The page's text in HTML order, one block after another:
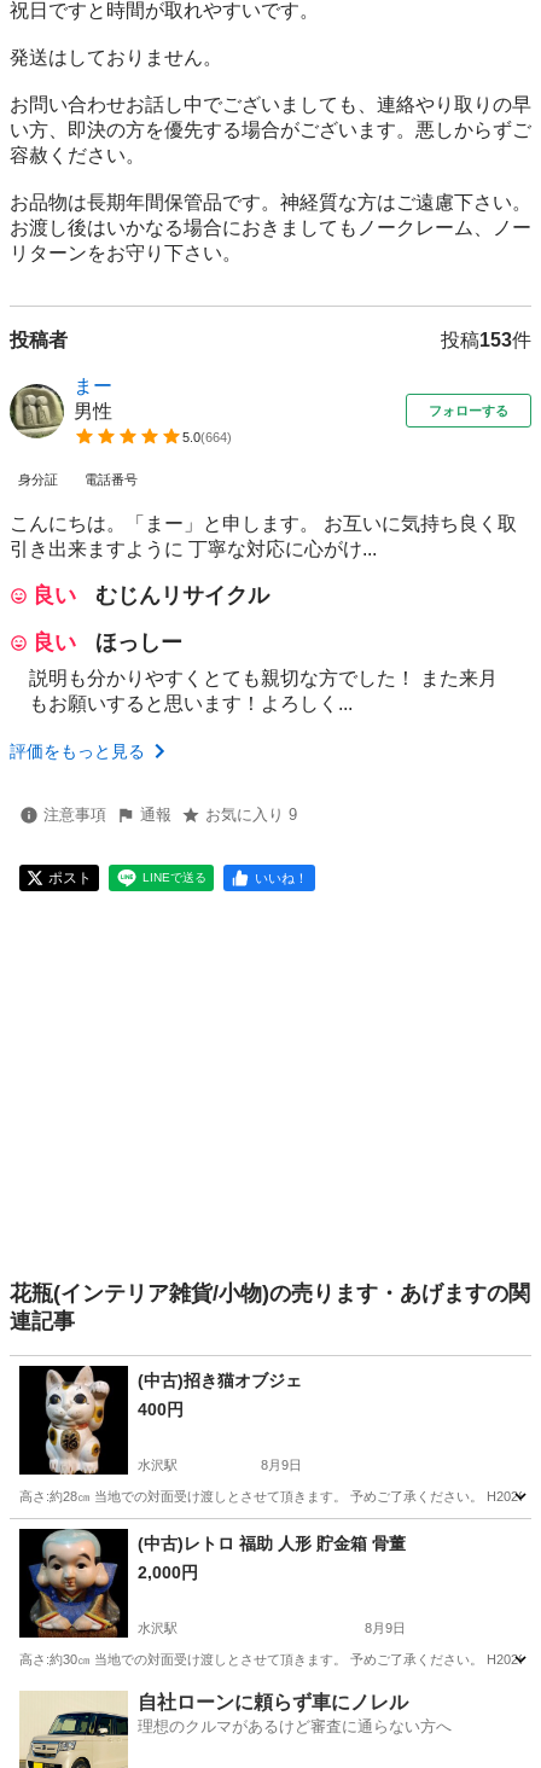
祝日ですと時間が取れやすいです。
発送はしておりません。
お問い合わせお話し中でございましても、連絡やり取りの早
い方、即決の方を優先する場合がございます。悪しからずご
容赦ください。
お品物は長期年間保管品です。神経質な方はご遠慮下さい。
お渡し後はいかなる場合におきましてもノークレーム、ノー
リターンをお守り下さい。
投稿者 投稿153件
まー
男性
5.0(664)
フォローする
身分証 電話番号
こんにちは。「まー」と申します。 お互いに気持ち良く取
引き出来ますように 丁寧な対応に心がけ...
良い
むじんリサイクル
良い
ほっしー
説明も分かりやすくとても親切な方でした！ また来月
もお願いすると思います！よろしく...
評価をもっと見る
注意事項 通報 お気に入り 9
ポスト LINEで送る いいね！
花瓶(インテリア雑貨/小物)の売ります・あげますの関
連記事
(中古)招き猫オブジェ
400円
水沢駅 8月9日
高さ:約28㎝ 当地での対面受け渡しとさせて頂きます。 予めご了承ください。
岩手 奥州市 水沢駅 インテリア雑貨/小物 オブジェ
(中古)レトロ 福助 人形 貯金箱 骨董
2,000円
水沢駅 8月9日
高さ:約30㎝ 当地での対面受け渡しとさせて頂きます。 予めご了承ください。
水沢駅 インテリア雑貨/小物
自社ローンに頼らず車にノレル
理想のクルマがあるけど審査に通らない方へ